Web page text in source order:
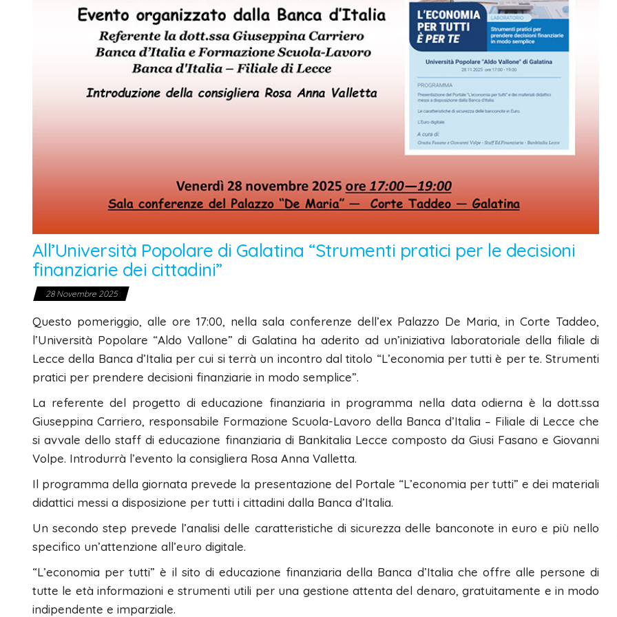
All’Università Popolare di Galatina “Strumenti pratici per le decisioni
finanziarie dei cittadini”
28 Novembre 2025
Questo pomeriggio, alle ore 17:00, nella sala conferenze dell’ex Palazzo De Maria, in Corte Taddeo,
l’Università Popolare “Aldo Vallone” di Galatina ha aderito ad un’iniziativa laboratoriale della filiale di
Lecce della Banca d’Italia per cui si terrà un incontro dal titolo “L’economia per tutti è per te. Strumenti
pratici per prendere decisioni finanziarie in modo semplice”.
La referente del progetto di educazione finanziaria in programma nella data odierna è la dott.ssa
Giuseppina Carriero, responsabile Formazione Scuola-Lavoro della Banca d’Italia – Filiale di Lecce che
si avvale dello staff di educazione finanziaria di Bankitalia Lecce composto da Giusi Fasano e Giovanni
Volpe. Introdurrà l’evento la consigliera Rosa Anna Valletta.
Il programma della giornata prevede la presentazione del Portale “L’economia per tutti” e dei materiali
didattici messi a disposizione per tutti i cittadini dalla Banca d’Italia.
Un secondo step prevede l’analisi delle caratteristiche di sicurezza delle banconote in euro e più nello
specifico un’attenzione all’euro digitale.
“L’economia per tutti” è il sito di educazione finanziaria della Banca d’Italia che offre alle persone di
tutte le età informazioni e strumenti utili per una gestione attenta del denaro, gratuitamente e in modo
indipendente e imparziale.